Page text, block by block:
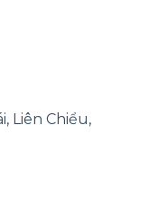
Liên Chiểu,